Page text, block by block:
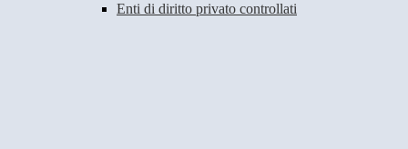
Enti di diritto privato controllati